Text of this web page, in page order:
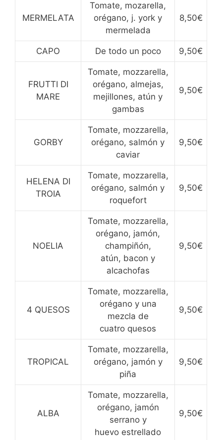
MERMELATA
Tomate, mozarella,
orégano, j. york y
mermelada
8,50€
CAPO De todo un poco 9,50€
FRUTTI DI
MARE
Tomate, mozzarella,
orégano, almejas,
mejillones, atún y
gambas
9,50€
GORBY
Tomate, mozzarella,
orégano, salmón y
caviar
9,50€
HELENA DI
TROIA
Tomate, mozzarella,
orégano, salmón y
roquefort
9,50€
NOELIA
Tomate, mozzarella,
orégano, jamón,
champiñón,
atún, bacon y
alcachofas
9,50€
4 QUESOS
Tomate, mozzarella,
orégano y una
mezcla de
cuatro quesos
9,50€
TROPICAL
Tomate, mozzarella,
orégano, jamón y
piña
9,50€
ALBA
Tomate, mozzarella,
orégano, jamón
serrano y
huevo estrellado
9,50€